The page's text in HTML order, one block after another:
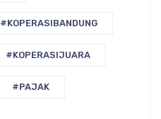
#KOPERASIBANDUNG
#KOPERASIJUARA
#PAJAK